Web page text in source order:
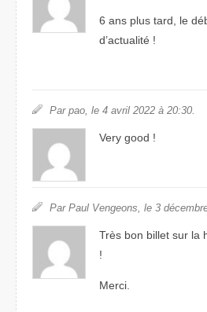
6 ans plus tard, le
d’actualité !
Par pao, le 4 avril 2022 à 20:30.
Very good !
Par Paul Vengeons, le 3
Très bon billet sur la
!
Merci.